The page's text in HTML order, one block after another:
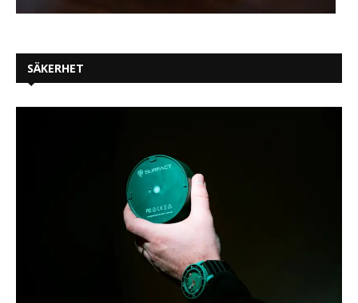
SÄKERHET